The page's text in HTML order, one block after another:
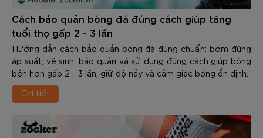
Cách bảo quản bóng đá đúng cách giúp tăng
tuổi thọ gấp 2 - 3 lần
Hướng dẫn cách bảo quản bóng đá đúng chuẩn: bơm đúng
áp suất, vệ sinh, bảo quản và sử dụng đúng cách giúp bóng
bền hơn gấp 2 - 3 lần, giữ độ nảy và cảm giác bóng ổn định.
Chi tiết